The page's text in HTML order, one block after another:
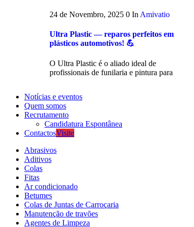
24 de Novembro, 2025 0 In Amivatio
Ultra Plastic — reparos perfeitos em
plásticos automotivos! 💪
O Ultra Plastic é o aliado ideal de
profissionais de funilaria e pintura para
Notícias e eventos
Quem somos
Recrutamento
Candidatura Espontânea
ContactosVisite
Abrasivos
Aditivos
Colas
Fitas
Ar condicionado
Betumes
Colas de Juntas de Carroçaria
Manutenção de travões
Agentes de Limpeza